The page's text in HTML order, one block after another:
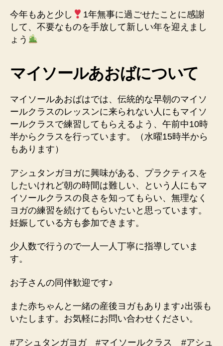
今年もあと少し
1年無事に過ごせたことに感謝
して、不要なものを手放して新しい年を迎えまし
ょう
マイソールあおばについて
マイソールあおばはでは、伝統的な早朝のマイソ
ールクラスのレッスンに来られない人にもマイソ
ールクラスで練習してもらえるよう、午前中10時
半からクラスを行っています。（水曜15時半から
もあります）
アシュタンガヨガに興味がある、プラクティスを
したいけれど朝の時間は難しい、という人にもマ
イソールクラスの良さを知ってもらい、無理なく
ヨガの練習を続けてもらいたいと思っています。
妊娠している方も参加できます。
少人数で行うので一人一人丁寧に指導していま
す。
お子さんの同伴歓迎です♪
また赤ちゃんと一緒の産後ヨガもあります♪出張も
いたします。お気軽にお問い合わせください。
#アシュタンガヨガ #マイソールクラス #アシュ